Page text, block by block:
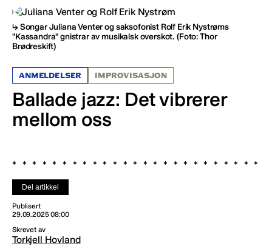
Songar Juliana Venter og saksofonist Rolf Erik Nystrøms
"Kassandra" gnistrar av musikalsk overskot. (Foto: Thor
Brødreskift)
ANMELDELSER IMPROVISASJON
Ballade jazz: Det vibrerer
mellom oss
Del artikkel
Publisert
29.09.2025 08:00
Skrevet av
Torkjell Hovland